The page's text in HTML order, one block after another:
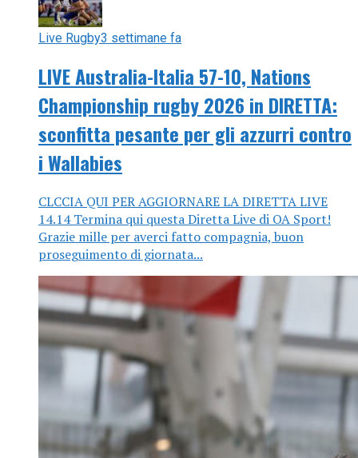
Live Rugby3 settimane fa
LIVE Australia-Italia 57-10, Nations
Championship rugby 2026 in DIRETTA:
sconfitta pesante per gli azzurri contro
i Wallabies
CLCCIA QUI PER AGGIORNARE LA DIRETTA LIVE
14.14 Termina qui questa Diretta Live di OA Sport!
Grazie mille per averci fatto compagnia, buon
proseguimento di giornata...